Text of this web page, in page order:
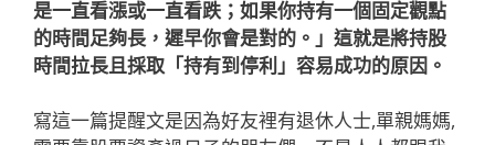
是一直看漲或一直看跌；如果你持有一個固定觀點
的時間足夠長，遲早你會是對的。」這就是將持股
時間拉長且採取「持有到停利」容易成功的原因。
寫這一篇提醒文是因為好友裡有退休人士,單親媽媽,